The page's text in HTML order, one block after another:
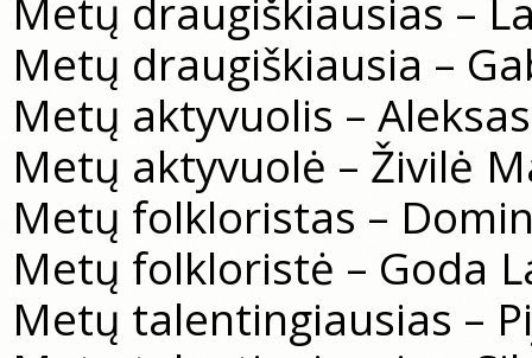
Metų draugiškiausias –
Metų draugiškiausia –
Metų aktyvuolis –
Metų aktyvuolė – Živilė
Metų folkloristas –
Metų folkloristė – Goda
Metų talentingiausias –